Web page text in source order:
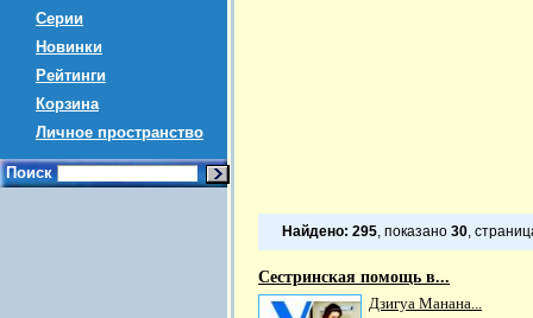
Серии
Новинки
Рейтинги
Корзина
Личное пространство
Поиск
Найдено: 295, показано 30,
Сестринская помощь в...
Дзигуа Манана...